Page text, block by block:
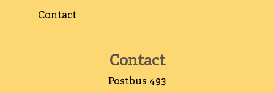
Contact
Contact
Postbus 493